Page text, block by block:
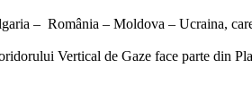
– România – Moldova – Ucraina,
Vertical de Gaze face parte din